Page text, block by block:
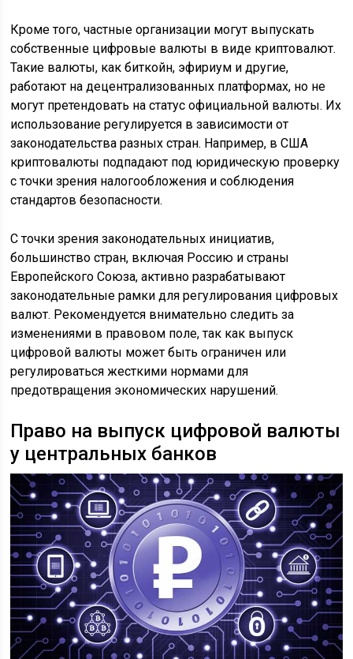
Кроме того, частные организации могут выпускать
собственные цифровые валюты в виде криптовалют.
Такие валюты, как биткойн, эфириум и другие,
работают на децентрализованных платформах, но не
могут претендовать на статус официальной валюты. Их
использование регулируется в зависимости от
законодательства разных стран. Например, в США
криптовалюты подпадают под юридическую проверку
с точки зрения налогообложения и соблюдения
стандартов безопасности.
С точки зрения законодательных инициатив,
большинство стран, включая Россию и страны
Европейского Союза, активно разрабатывают
законодательные рамки для регулирования цифровых
валют. Рекомендуется внимательно следить за
изменениями в правовом поле, так как выпуск
цифровой валюты может быть ограничен или
регулироваться жесткими нормами для
предотвращения экономических нарушений.
Право на выпуск цифровой валюты
у центральных банков